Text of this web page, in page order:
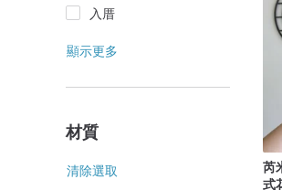
入厝
顯示更多
材質
清除選取
芮
式